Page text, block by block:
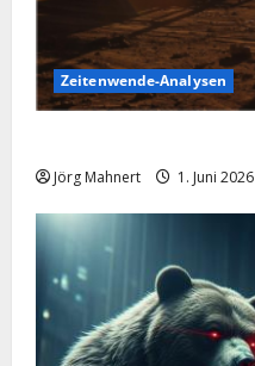
Zeitenwende-Analysen
Jörg Mahnert 1. Juni 2026